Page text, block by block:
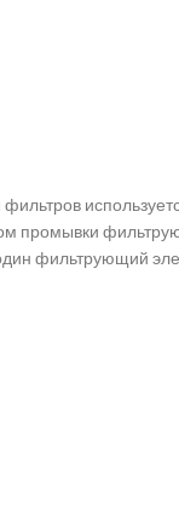
промывки
фильтрующий